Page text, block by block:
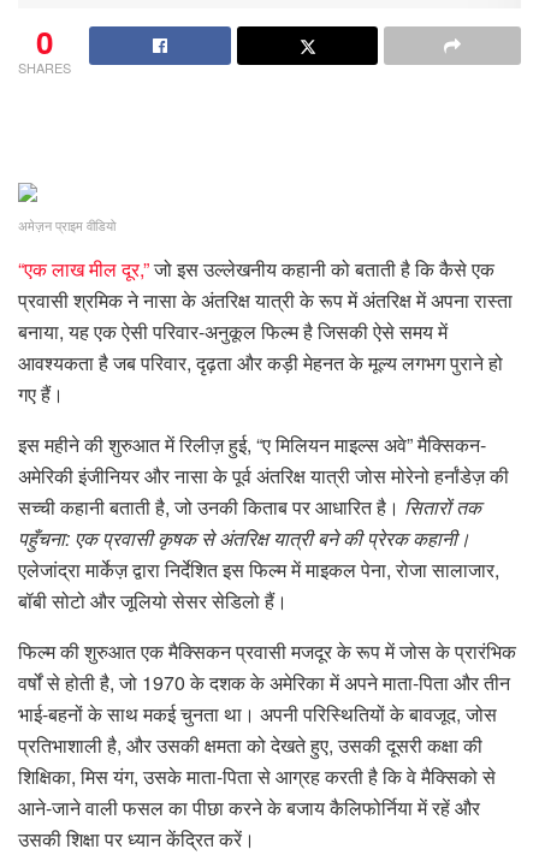
0
SHARES
अमेज़न प्राइम वीडियो
“एक लाख मील दूर,”जो इस उल्लेखनीय कहानी को बताती है कि कैसे एक
प्रवासी श्रमिक ने नासा के अंतरिक्ष यात्री के रूप में अंतरिक्ष में अपना रास्ता
बनाया, यह एक ऐसी परिवार-अनुकूल फिल्म है जिसकी ऐसे समय में
आवश्यकता है जब परिवार, दृढ़ता और कड़ी मेहनत के मूल्य लगभग पुराने हो
गए हैं।
इस महीने की शुरुआत में रिलीज़ हुई, “ए मिलियन माइल्स अवे” मैक्सिकन-
अमेरिकी इंजीनियर और नासा के पूर्व अंतरिक्ष यात्री जोस मोरेनो हर्नांडेज़ की
सच्ची कहानी बताती है, जो उनकी किताब पर आधारित है। सितारों तक
पहुँचना: एक प्रवासी कृषक से अंतरिक्ष यात्री बने की प्रेरक कहानी।
एलेजांद्रा मार्केज़ द्वारा निर्देशित इस फिल्म में माइकल पेना, रोजा सालाजार,
बॉबी सोटो और जूलियो सेसर सेडिलो हैं।
फिल्म की शुरुआत एक मैक्सिकन प्रवासी मजदूर के रूप में जोस के प्रारंभिक
वर्षों से होती है, जो 1970 के दशक के अमेरिका में अपने माता-पिता और तीन
भाई-बहनों के साथ मकई चुनता था। अपनी परिस्थितियों के बावजूद, जोस
प्रतिभाशाली है, और उसकी क्षमता को देखते हुए, उसकी दूसरी कक्षा की
शिक्षिका, मिस यंग, ​​उसके माता-पिता से आग्रह करती है कि वे मैक्सिको से
आने-जाने वाली फसल का पीछा करने के बजाय कैलिफोर्निया में रहें और
उसकी शिक्षा पर ध्यान केंद्रित करें।